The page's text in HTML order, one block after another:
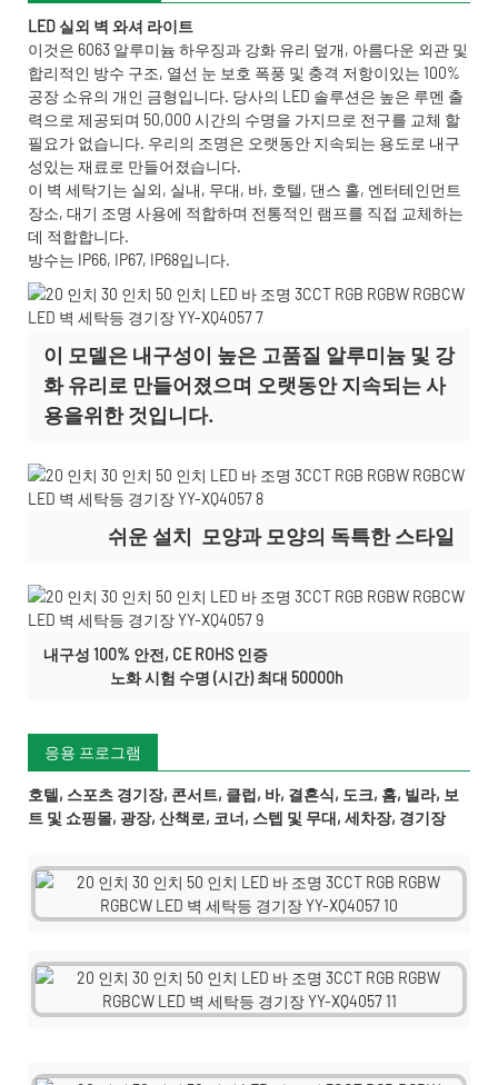
LED 실외 벽 와셔 라이트
이것은 6063 알루미늄 하우징과 강화 유리 덮개, 아름다운 외관 및
합리적인 방수 구조, 열선 눈 보호 폭풍 및 충격 저항이있는 100%
공장 소유의 개인 금형입니다. 당사의 LED 솔루션은 높은 루멘 출
력으로 제공되며 50,000 시간의 수명을 가지므로 전구를 교체 할
필요가 없습니다. 우리의 조명은 오랫동안 지속되는 용도로 내구
성있는 재료로 만들어졌습니다.
이 벽 세탁기는 실외, 실내, 무대, 바, 호텔, 댄스 홀, 엔터테인먼트
장소, 대기 조명 사용에 적합하며 전통적인 램프를 직접 교체하는
데 적합합니다.
방수는 IP66, IP67, IP68입니다.
이 모델은 내구성이 높은 고품질 알루미늄 및 강
화 유리로 만들어졌으며 오랫동안 지속되는 사
용을위한 것입니다.
쉬운 설치 모양과 모양의 독특한 스타일
내구성 100% 안전, CE ROHS 인증
노화 시험 수명 (시간) 최대 50000h
응용 프로그램
호텔, 스포츠 경기장, 콘서트, 클럽, 바, 결혼식, 도크, 홈, 빌라, 보
트 및 쇼핑몰, 광장, 산책로, 코너, 스텝 및 무대, 세차장, 경기장